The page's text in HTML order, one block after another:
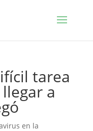
tarea
a
en la